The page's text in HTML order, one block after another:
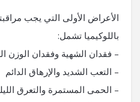
الأعراض الأولى التي يجب
باللوكيميا تشمل:
– فقدان الشهية وفقدان الوزن
– التعب الشديد والإرهاق الدائم
– الحمى المستمرة والتعرق